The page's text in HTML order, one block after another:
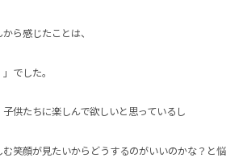
ら感じたことは、
でした。
供たちに楽しんで欲しいと思っているし
笑顔が見たいからどうするのがいいのかな？と悩